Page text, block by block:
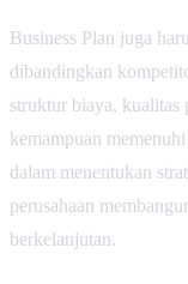
Business Plan juga
dibandingkan
struktur biaya, kualitas
kemampuan
dalam menentukan
perusahaan
berkelanjutan.